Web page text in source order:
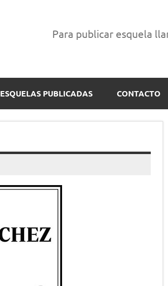
Para publicar esquela
ESQUELAS PUBLICADAS CONTACTO